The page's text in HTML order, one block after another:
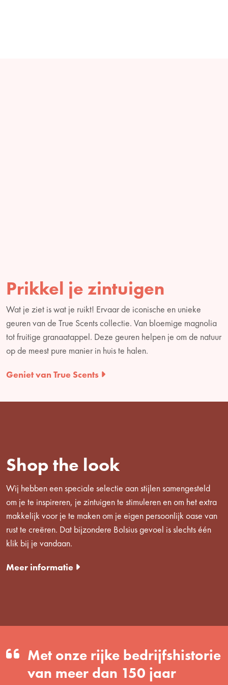
Prikkel je zintuigen
Wat je ziet is wat je ruikt! Ervaar de iconische en unieke
geuren van de True Scents collectie. Van bloemige magnolia
tot fruitige granaatappel. Deze geuren helpen je om de natuur
op de meest pure manier in huis te halen.
Geniet van True Scents
Shop the look
Wij hebben een speciale selectie aan stijlen samengesteld
om je te inspireren, je zintuigen te stimuleren en om het extra
makkelijk voor je te maken om je eigen persoonlijk oase van
rust te creëren. Dat bijzondere Bolsius gevoel is slechts één
klik bij je vandaan.
Meer informatie
Met onze rijke bedrijfshistorie
van meer dan 150 jaar